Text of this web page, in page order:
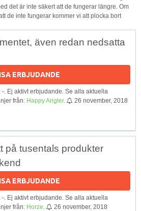
det är inte säkert att de fungerar längre. Om
de inte fungerar kommer vi att plocka bort
även redan nedsatta
ERBJUDANDE
-. Ej aktivt erbjudande. Se alla aktuella
från: Happy Angler. 26 november, 2018
på tusentals produkter
ERBJUDANDE
-. Ej aktivt erbjudande. Se alla aktuella
från: Horze 26 november, 2018